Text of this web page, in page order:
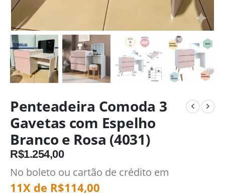
Penteadeira Comoda 3
Gavetas com Espelho
Branco e Rosa (4031)
R$1.254,00
No boleto ou cartão de crédito em
11X de R$114,00